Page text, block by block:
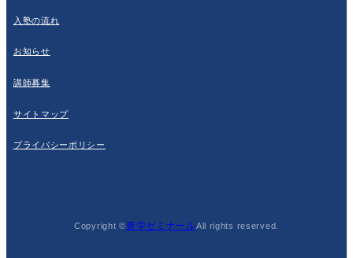
入塾の流れ
お知らせ
講師募集
サイトマップ
プライバシーポリシー
Copyright ©青学ゼミナールAll rights reserved.